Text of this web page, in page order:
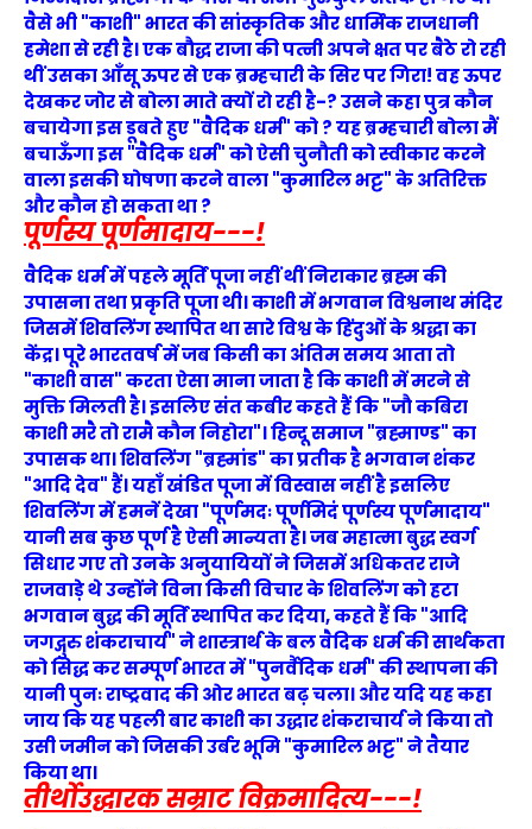
वैसे भी "काशी" भारत की सांस्कृतिक और धार्मिक राजधानी
हमेशा से रही है। एक बौद्ध राजा की पत्नी अपने क्षत पर बैठे रो रही
थीं उसका आँसू ऊपर से एक ब्रम्हचारी के सिर पर गिरा! वह ऊपर
देखकर जोर से बोला माते क्यों रो रही है-? उसने कहा पुत्र कौन
बचायेगा इस डूबते हुए "वैदिक धर्म" को ? यह ब्रम्हचारी बोला मैं
बचाऊँगा इस "वैदिक धर्म" को ऐसी चुनौती को स्वीकार करने
वाला इसकी घोषणा करने वाला "कुमारिल भट्ट" के अतिरिक्त
और कौन हो सकता था ?
पूर्णस्य पूर्णमादाय---!
वैदिक धर्म में पहले मूर्ति पूजा नहीं थीं निराकार ब्रह्म की
उपासना तथा प्रकृति पूजा थी। काशी में भगवान विश्वनाथ मंदिर
जिसमें शिवलिंग स्थापित था सारे विश्व के हिंदुओं के श्रद्धा का
केंद्र। पूरे भारतवर्ष में जब किसी का अंतिम समय आता तो
"काशी वास" करता ऐसा माना जाता है कि काशी में मरने से
मुक्ति मिलती है। इसलिए संत कबीर कहते हैं कि "जौ कबिरा
काशी मरै तो रामै कौन निहोरा"। हिन्दू समाज "ब्रह्माण्ड" का
उपासक था। शिवलिंग "ब्रह्मांड" का प्रतीक है भगवान शंकर
"आदि देव" हैं। यहाँ खंडित पूजा में विस्वास नहीं है इसलिए
शिवलिंग में हमनें देखा "पूर्णमदः पूर्णमिदं पूर्णस्य पूर्णमादाय"
यानी सब कुछ पूर्ण है ऐसी मान्यता है। जब महात्मा बुद्ध स्वर्ग
सिधार गए तो उनके अनुयायियों ने जिसमें अधिकतर राजे
राजवाड़े थे उन्होंने विना किसी विचार के शिवलिंग को हटा
भगवान बुद्ध की मूर्ति स्थापित कर दिया, कहते हैं कि "आदि
जगद्गुरु शंकराचार्य" ने शास्त्रार्थ के बल वैदिक धर्म की सार्थकता
को सिद्ध कर सम्पूर्ण भारत में "पुनर्वैदिक धर्म" की स्थापना की
यानी पुनः राष्ट्रवाद की ओर भारत बढ़ चला। और यदि यह कहा
जाय कि यह पहली बार काशी का उद्धार शंकराचार्य ने किया तो
उसी जमीन को जिसकी उर्बर भूमि "कुमारिल भट्ट" ने तैयार
किया था।
तीर्थोउद्धारक सम्राट विक्रमादित्य---!